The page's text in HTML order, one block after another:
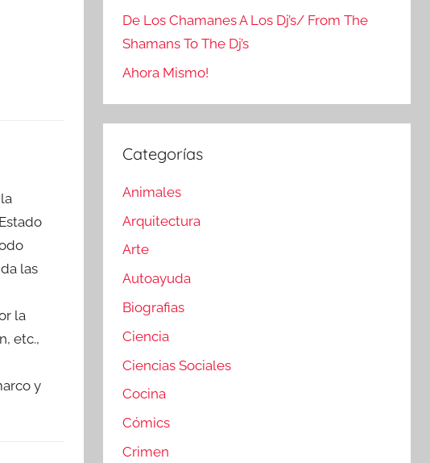
las
la
etc.,
y
De Los Chamanes A Los Dj’s/ From The
Shamans To The Dj’s
Ahora Mismo!
Categorías
Animales
Arquitectura
Arte
Autoayuda
Biografias
Ciencia
Ciencias Sociales
Cocina
Cómics
Crimen